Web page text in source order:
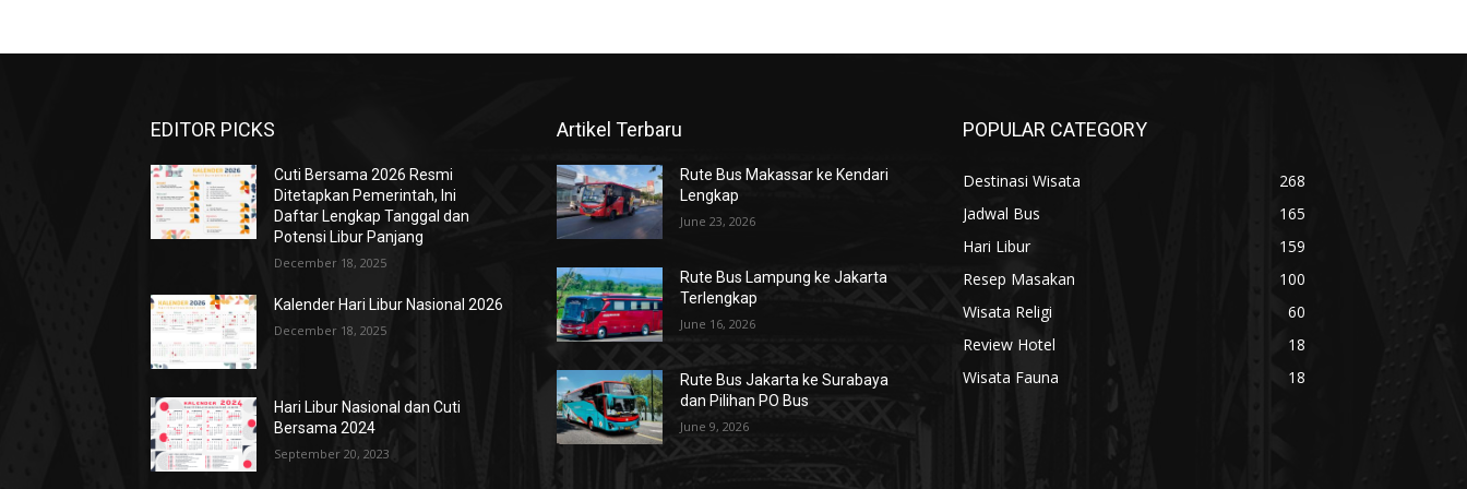
EDITOR PICKS
Cuti Bersama 2026 Resmi
Ditetapkan Pemerintah, Ini
Daftar Lengkap Tanggal dan
Potensi Libur Panjang
December 18, 2025
Kalender Hari Libur Nasional 2026
December 18, 2025
Hari Libur Nasional dan Cuti
Bersama 2024
September 20, 2023
Artikel Terbaru
Rute Bus Makassar ke Kendari
Lengkap
June 23, 2026
Rute Bus Lampung ke Jakarta
Terlengkap
June 16, 2026
Rute Bus Jakarta ke Surabaya
dan Pilihan PO Bus
June 9, 2026
POPULAR CATEGORY
Destinasi Wisata
268
Jadwal Bus
165
Hari Libur
159
Resep Masakan
100
Wisata Religi
60
Review Hotel
18
Wisata Fauna
18